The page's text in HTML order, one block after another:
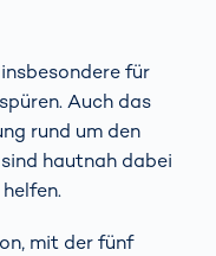
für
Auch das
rund um den
hautnah dabei
mit der fünf